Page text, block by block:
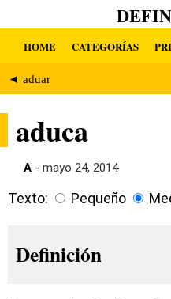
HOME CATEGORÍAS
◄ aduar
aduca
A - mayo 24, 2014
Texto: Pequeño
Definición